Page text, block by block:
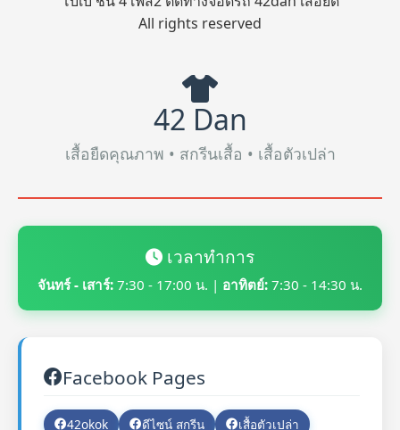
All rights reserved
42 Dan
เสื้อยืดคุณภาพ • สกรีนเสื้อ • เสื้อตัวเปล่า
เวลาทำการ
จันทร์ - เสาร์: 7:30 - 17:00 น. | อาทิตย์: 7:30 - 14:30 น.
Facebook Pages
42okok ดีไซน์ สกรีน
เสื้อตัวเปล่า